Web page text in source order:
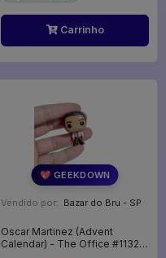
Carrinho
💖 GEEKDOWN
Vendido por: Bazar do Bru - SP
Oscar Martinez (Advent
Calendar) - The Office #1132 -